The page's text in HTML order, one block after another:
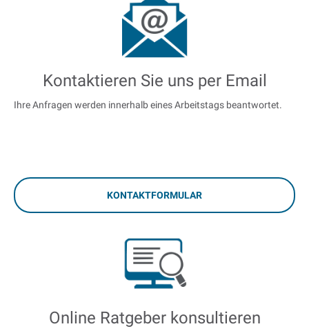
Kontaktieren Sie uns per Email
Ihre Anfragen werden innerhalb eines Arbeitstags beantwortet.
KONTAKTFORMULAR
Online Ratgeber konsultieren